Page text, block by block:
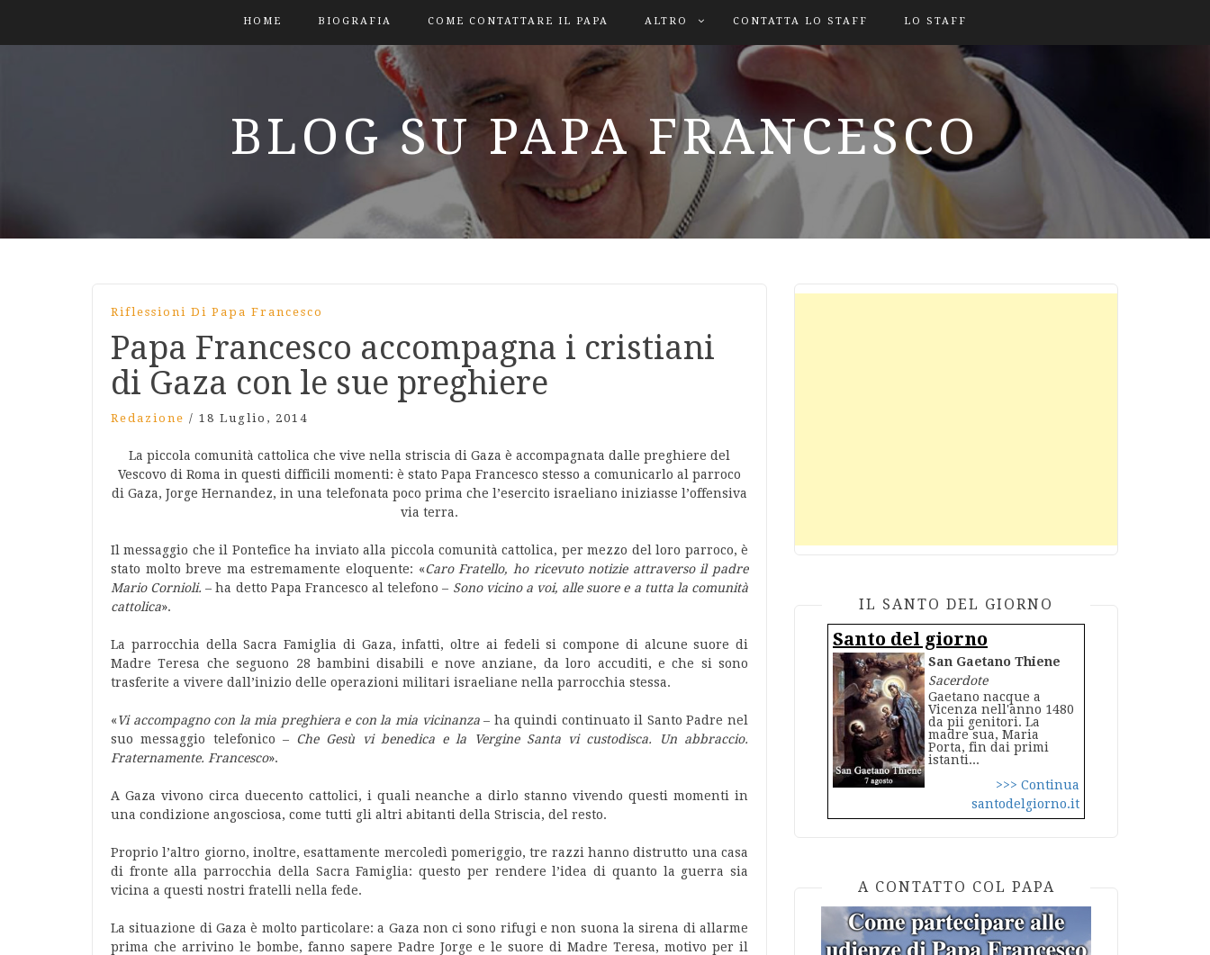
HOME BIOGRAFIA COME CONTATTARE IL PAPA ALTRO CONTATTA LO STAFF LO STAFF
BLOG SU PAPA FRANCESCO
Riflessioni Di Papa Francesco
Papa Francesco accompagna i cristiani
di Gaza con le sue preghiere
Redazione / 18 Luglio, 2014
La piccola comunità cattolica che vive nella striscia di Gaza è accompagnata dalle preghiere del
Vescovo di Roma in questi difficili momenti: è stato Papa Francesco stesso a comunicarlo al parroco
di Gaza, Jorge Hernandez, in una telefonata poco prima che l’esercito israeliano iniziasse l’offensiva
via terra.
Il messaggio che il Pontefice ha inviato alla piccola comunità cattolica, per mezzo del loro parroco, è
stato molto breve ma estremamente eloquente: «Caro Fratello, ho ricevuto notizie attraverso il padre
Mario Cornioli. – ha detto Papa Francesco al telefono – Sono vicino a voi, alle suore e a tutta la comunità
cattolica».
La parrocchia della Sacra Famiglia di Gaza, infatti, oltre ai fedeli si compone di alcune suore di
Madre Teresa che seguono 28 bambini disabili e nove anziane, da loro accuditi, e che si sono
trasferite a vivere dall’inizio delle operazioni militari israeliane nella parrocchia stessa.
«Vi accompagno con la mia preghiera e con la mia vicinanza– ha quindi continuato il Santo Padre nel
suo messaggio telefonico – Che Gesù vi benedica e la Vergine Santa vi custodisca. Un abbraccio.
Fraternamente. Francesco».
A Gaza vivono circa duecento cattolici, i quali neanche a dirlo stanno vivendo questi momenti in
una condizione angosciosa, come tutti gli altri abitanti della Striscia, del resto.
Proprio l’altro giorno, inoltre, esattamente mercoledì pomeriggio, tre razzi hanno distrutto una casa
di fronte alla parrocchia della Sacra Famiglia: questo per rendere l’idea di quanto la guerra sia
vicina a questi nostri fratelli nella fede.
La situazione di Gaza è molto particolare: a Gaza non ci sono rifugi e non suona la sirena di allarme
prima che arrivino le bombe, fanno sapere Padre Jorge e le suore di Madre Teresa, motivo per il
IL SANTO DEL GIORNO
Santo del giorno
San Gaetano Thiene
Sacerdote
Gaetano nacque a
Vicenza nell'anno 1480
da pii genitori. La
madre sua, Maria
Porta, fin dai primi
istanti...
>>> Continua
santodelgiorno.it
A CONTATTO COL PAPA